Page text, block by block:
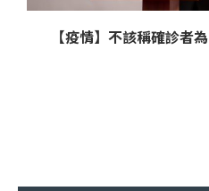
【疫情】不該稱確診者